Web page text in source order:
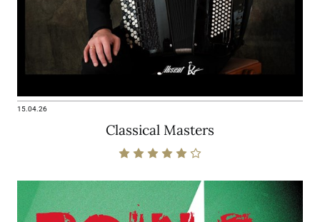
15.04.26
Classical Masters